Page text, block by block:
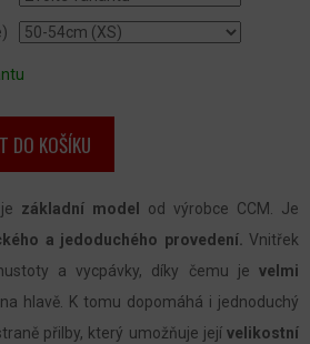
DO KOŠÍKU
základní model
od výrobce CCM. Je
a jedoduchého provedení.Vnitřek
a vycpávky, díky čemu je velmi
na hlavě. K tomu dopomáhá i jednoduchý
přilby, který umožňuje jejívelikostní